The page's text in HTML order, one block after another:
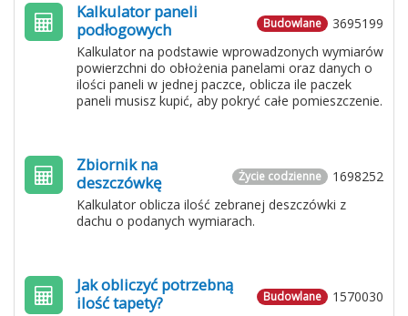
3695199
Budowlane
Kalkulator paneli
podłogowych
Kalkulator na podstawie wprowadzonych wymiarów
powierzchni do obłożenia panelami oraz danych o
ilości paneli w jednej paczce, oblicza ile paczek
paneli musisz kupić, aby pokryć całe pomieszczenie.
1698252
Życie codzienne
Zbiornik na
deszczówkę
Kalkulator oblicza ilość zebranej deszczówki z
dachu o podanych wymiarach.
1570030
Budowlane
Jak obliczyć potrzebną
ilość tapety?